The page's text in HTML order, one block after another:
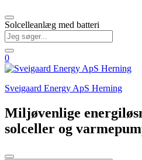
Solcelleanlæg med batteri
0
Sveigaard Energy ApS Herning
Miljøvenlige
solceller og